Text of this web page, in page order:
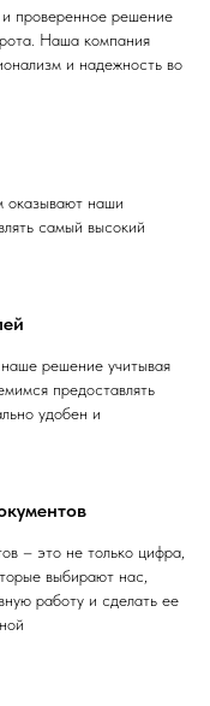
проверенное решение
Наша компания
и надежность во
оказывают наши
самый высокий
решение учитывая
предоставлять
удобен и
– это не только цифра,
выбирают нас,
работу и сделать ее